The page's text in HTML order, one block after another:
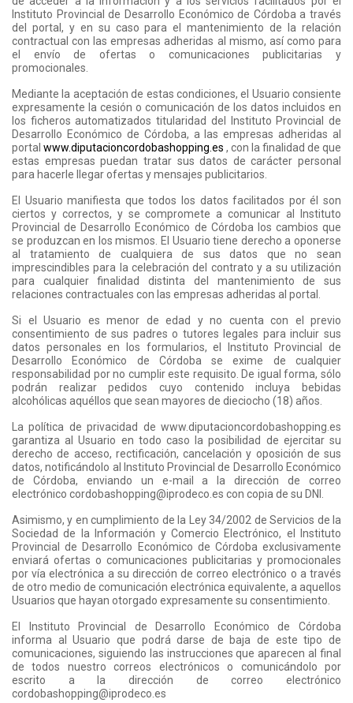
Instituto Provincial de Desarrollo Económico de Córdoba a través
del portal, y en su caso para el mantenimiento de la relación
contractual con las empresas adheridas al mismo, así como para
el envío de ofertas o comunicaciones publicitarias y
promocionales.
Mediante la aceptación de estas condiciones, el Usuario consiente
expresamente la cesión o comunicación de los datos incluidos en
los ficheros automatizados titularidad del Instituto Provincial de
Desarrollo Económico de Córdoba, a las empresas adheridas al
portal www.diputacioncordobashopping.es , con la finalidad de que
estas empresas puedan tratar sus datos de carácter personal
para hacerle llegar ofertas y mensajes publicitarios.
El Usuario manifiesta que todos los datos facilitados por él son
ciertos y correctos, y se compromete a comunicar al Instituto
Provincial de Desarrollo Económico de Córdoba los cambios que
se produzcan en los mismos. El Usuario tiene derecho a oponerse
al tratamiento de cualquiera de sus datos que no sean
imprescindibles para la celebración del contrato y a su utilización
para cualquier finalidad distinta del mantenimiento de sus
relaciones contractuales con las empresas adheridas al portal.
Si el Usuario es menor de edad y no cuenta con el previo
consentimiento de sus padres o tutores legales para incluir sus
datos personales en los formularios, el Instituto Provincial de
Desarrollo Económico de Córdoba se exime de cualquier
responsabilidad por no cumplir este requisito. De igual forma, sólo
podrán realizar pedidos cuyo contenido incluya bebidas
alcohólicas aquéllos que sean mayores de dieciocho (18) años.
La política de privacidad de www.diputacioncordobashopping.es
garantiza al Usuario en todo caso la posibilidad de ejercitar su
derecho de acceso, rectificación, cancelación y oposición de sus
datos, notificándolo al Instituto Provincial de Desarrollo Económico
de Córdoba, enviando un e-mail a la dirección de correo
electrónico cordobashopping@iprodeco.es con copia de su DNI.
Asimismo, y en cumplimiento de la Ley 34/2002 de Servicios de la
Sociedad de la Información y Comercio Electrónico, el Instituto
Provincial de Desarrollo Económico de Córdoba exclusivamente
enviará ofertas o comunicaciones publicitarias y promocionales
por vía electrónica a su dirección de correo electrónico o a través
de otro medio de comunicación electrónica equivalente, a aquellos
Usuarios que hayan otorgado expresamente su consentimiento.
El Instituto Provincial de Desarrollo Económico de Córdoba
informa al Usuario que podrá darse de baja de este tipo de
comunicaciones, siguiendo las instrucciones que aparecen al final
de todos nuestro correos electrónicos o comunicándolo por
escrito a la dirección de correo electrónico
cordobashopping@iprodeco.es